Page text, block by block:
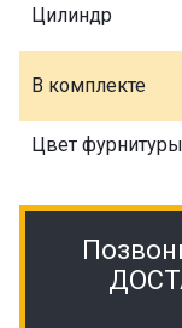
Цилиндр
В комплекте
Цвет фурнитуры